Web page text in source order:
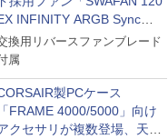
INFINITY ARGB Sync」
単品パッケージ
換用リバースファンブレード
属
製PCケース
「FRAME 4000/5000」向け
クセサリが複数登場、天然